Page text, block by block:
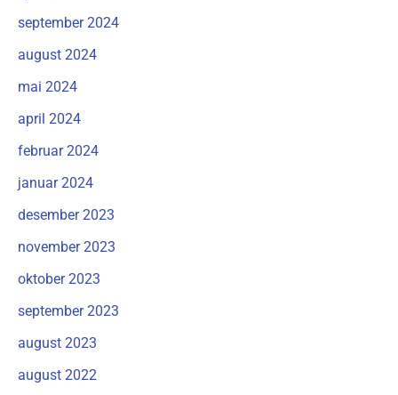
september 2024
august 2024
mai 2024
april 2024
februar 2024
januar 2024
desember 2023
november 2023
oktober 2023
september 2023
august 2023
august 2022